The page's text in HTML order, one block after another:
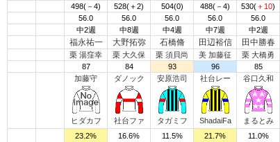
498(－4) 528(＋2) 504(0) 488(－4) 530(＋10)
56.0 56.0 56.0 56.0 56.0
中2週 中8週 中4週 中7週 中2週
福永祐一 大野拓弥 石橋脩 田辺裕信 田中勝春
栗 湯窪幸 栗 大久保 栗 須貝尚 美 加藤征 栗 大橋勇
87 84 93 96 85
加藤守
ヒダカフ
ダノック
社台ファ
安原浩司
タガミフ
社台レー
ShadaiFa
谷口久和
まるとみ
23.2%
16.6%
11.5%
21.7%
11.0%